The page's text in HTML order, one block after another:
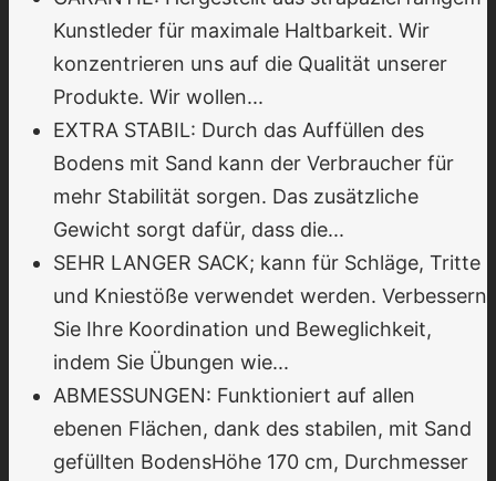
Kunstleder für maximale Haltbarkeit. Wir
konzentrieren uns auf die Qualität unserer
Produkte. Wir wollen...
EXTRA STABIL: Durch das Auffüllen des
Bodens mit Sand kann der Verbraucher für
mehr Stabilität sorgen. Das zusätzliche
Gewicht sorgt dafür, dass die...
SEHR LANGER SACK; kann für Schläge, Tritte
und Kniestöße verwendet werden. Verbessern
Sie Ihre Koordination und Beweglichkeit,
indem Sie Übungen wie...
ABMESSUNGEN: Funktioniert auf allen
ebenen Flächen, dank des stabilen, mit Sand
gefüllten BodensHöhe 170 cm, Durchmesser